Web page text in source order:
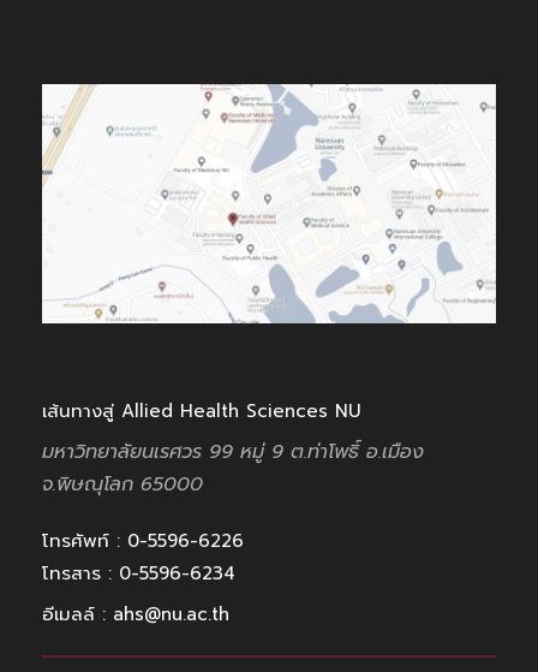
เส้นทางสู่ Allied Health Sciences NU
มหาวิทยาลัยนเรศวร 99 หมู่ 9 ต.ท่าโพธิ์ อ.เมือง
จ.พิษณุโลก 65000
โทรศัพท์ : 0-5596-6226
โทรสาร : 0-5596-6234
อีเมลล์ : ahs@nu.ac.th